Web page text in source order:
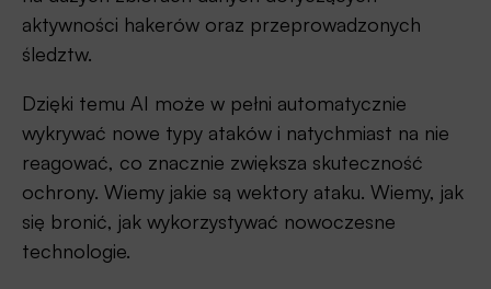
aktywności hakerów oraz przeprowadzonych
śledztw.
Dzięki temu AI może w pełni automatycznie
wykrywać nowe typy ataków i natychmiast na nie
reagować, co znacznie zwiększa skuteczność
ochrony. Wiemy jakie są wektory ataku. Wiemy, jak
się bronić, jak wykorzystywać nowoczesne
technologie.